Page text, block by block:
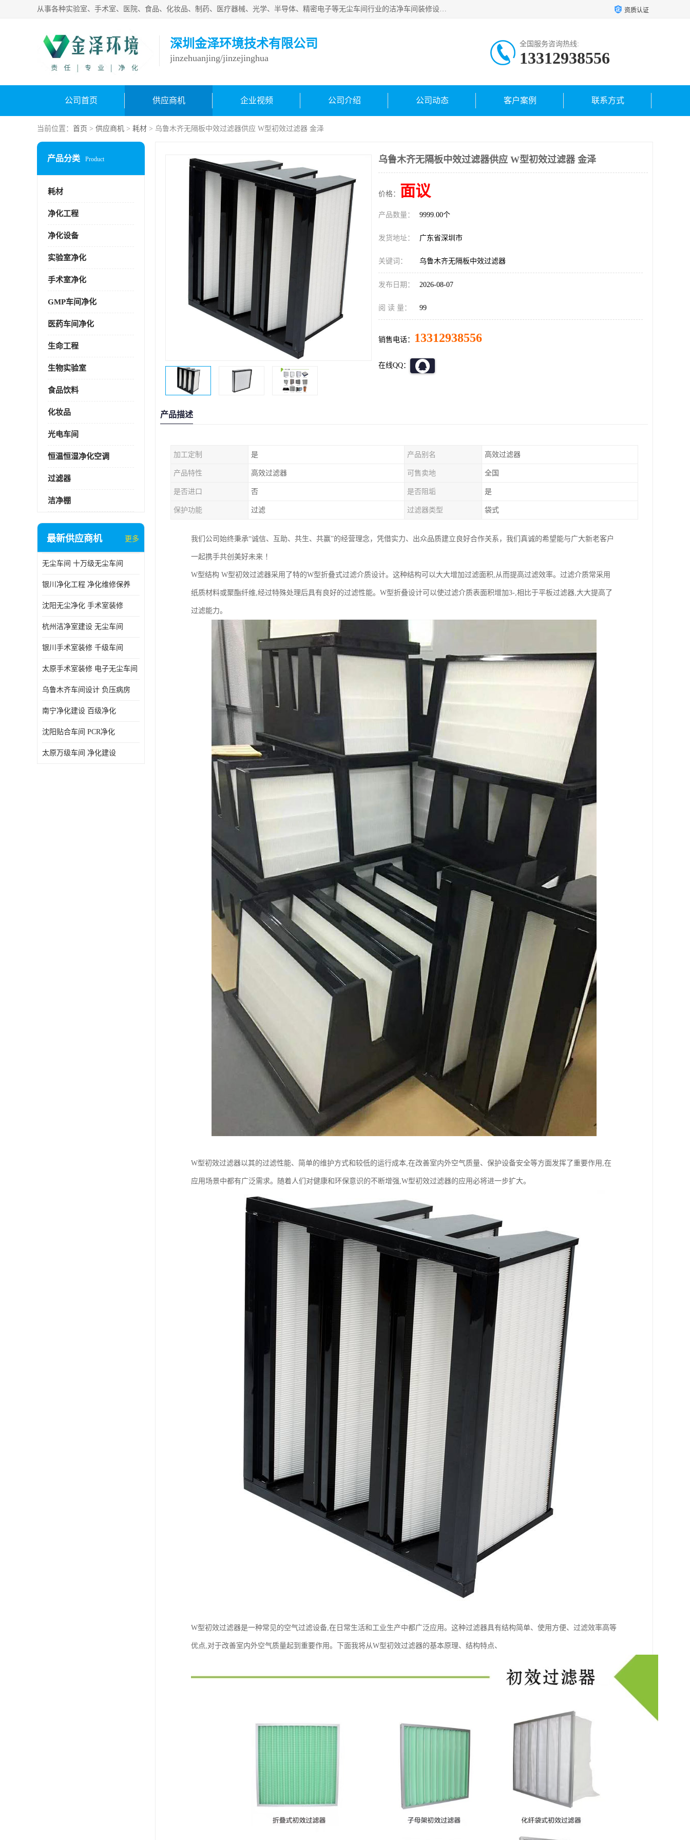
从事各种实验室、手术室、医院、食品、化妆品、制药、医疗器械、光学、半导体、精密电子等无尘车间行业的洁净车间装修设计、净化设备、恒温恒湿空调的设计制作与安装、净化系统工程项目施工及其技术支持服务。 资质认证
深圳金泽环境技术有限公司
jinzehuanjing/jinzejinghua
全国服务咨询热线:
13312938556
公司首页 供应商机 企业视频 公司介绍 公司动态 客户案例 联系方式
当前位置： 首页 > 供应商机 > 耗材 > 乌鲁木齐无隔板中效过滤器供应 W型初效过滤器 金泽
产品分类 Product
耗材
净化工程
净化设备
实验室净化
手术室净化
GMP车间净化
医药车间净化
生命工程
生物实验室
食品饮料
化妆品
光电车间
恒温恒湿净化空调
过滤器
洁净棚
最新供应商机 更多
无尘车间 十万级无尘车间
银川净化工程 净化维修保养
沈阳无尘净化 手术室装修
杭州洁净室建设 无尘车间
银川手术室装修 千级车间
太原手术室装修 电子无尘车间
乌鲁木齐车间设计 负压病房
南宁净化建设 百级净化
沈阳贴合车间 PCR净化
太原万级车间 净化建设
乌鲁木齐无隔板中效过滤器供应 W型初效过滤器 金泽
价格： 面议
产品数量： 9999.00个
发货地址： 广东省深圳市
关键词： 乌鲁木齐无隔板中效过滤器
发布日期： 2026-08-07
阅 读 量： 99
销售电话： 13312938556
在线QQ：
产品描述
加工定制 是 产品别名 高效过滤器
产品特性 高效过滤器 可售卖地 全国
是否进口 否 是否阻垢 是
保护功能 过滤 过滤器类型 袋式
我们公司始终秉承“诚信、互助、共生、共赢”的经营理念，凭借实力、出众品质建立良好合作关系，我们真诚的希望能与广大新老客户
一起携手共创美好未来 ！
W型结构 W型初效过滤器采用了特的W型折叠式过滤介质设计。这种结构可以大大增加过滤面积,从而提高过滤效率。过滤介质常采用
纸质材料或聚酯纤维,经过特殊处理后具有良好的过滤性能。W型折叠设计可以使过滤介质表面积增加3-,相比于平板过滤器,大大提高了
过滤能力。
W型初效过滤器以其的过滤性能、简单的维护方式和较低的运行成本,在改善室内外空气质量、保护设备安全等方面发挥了重要作用,在
应用场景中都有广泛需求。随着人们对健康和环保意识的不断增强,W型初效过滤器的应用必将进一步扩大。
W型初效过滤器是一种常见的空气过滤设备,在日常生活和工业生产中都广泛应用。这种过滤器具有结构简单、使用方便、过滤效率高等
优点,对于改善室内外空气质量起到重要作用。下面我将从W型初效过滤器的基本原理、结构特点、